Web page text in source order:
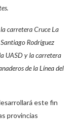
carretera Cruce La
Rodríguez
UASD y la carretera
de la Línea del
este fin
provincias